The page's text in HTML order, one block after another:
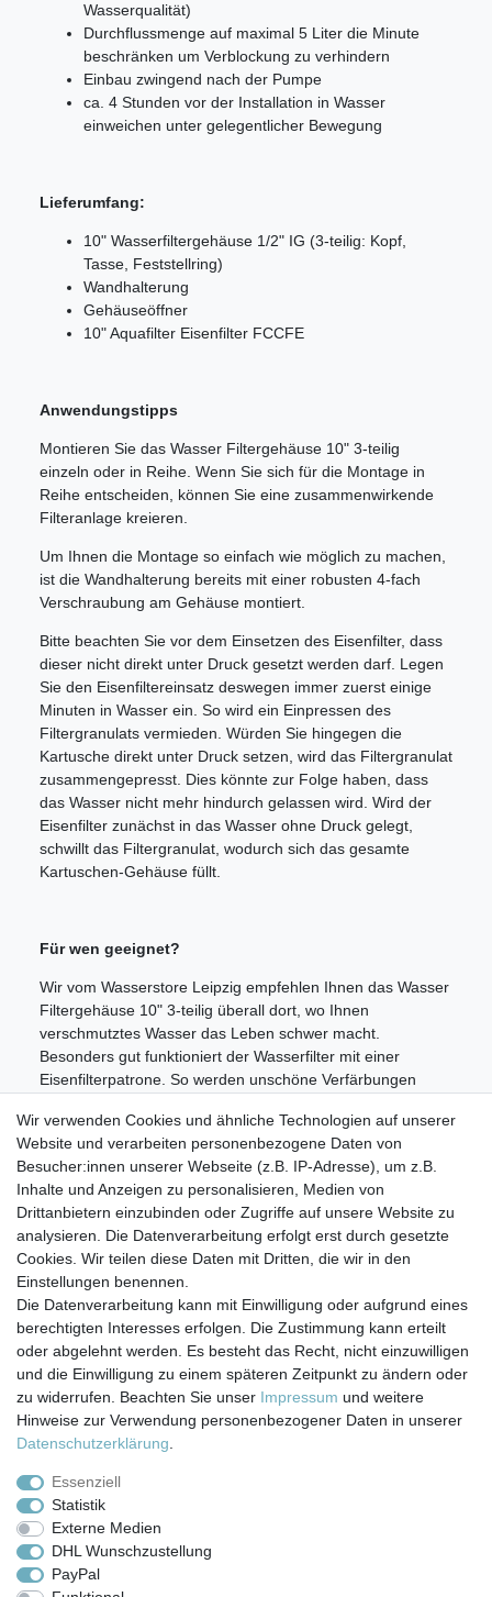
Wasserqualität)
Durchflussmenge auf maximal 5 Liter die Minute
beschränken um Verblockung zu verhindern
Einbau zwingend nach der Pumpe
ca. 4 Stunden vor der Installation in Wasser
einweichen unter gelegentlicher Bewegung
Lieferumfang:
10" Wasserfiltergehäuse 1/2" IG (3-teilig: Kopf,
Tasse, Feststellring)
Wandhalterung
Gehäuseöffner
10" Aquafilter Eisenfilter FCCFE
Anwendungstipps
Montieren Sie das Wasser Filtergehäuse 10" 3-teilig
einzeln oder in Reihe. Wenn Sie sich für die Montage in
Reihe entscheiden, können Sie eine zusammenwirkende
Filteranlage kreieren.
Um Ihnen die Montage so einfach wie möglich zu machen,
ist die Wandhalterung bereits mit einer robusten 4-fach
Verschraubung am Gehäuse montiert.
Bitte beachten Sie vor dem Einsetzen des Eisenfilter, dass
dieser nicht direkt unter Druck gesetzt werden darf. Legen
Sie den Eisenfiltereinsatz deswegen immer zuerst einige
Minuten in Wasser ein. So wird ein Einpressen des
Filtergranulats vermieden. Würden Sie hingegen die
Kartusche direkt unter Druck setzen, wird das Filtergranulat
zusammengepresst. Dies könnte zur Folge haben, dass
das Wasser nicht mehr hindurch gelassen wird. Wird der
Eisenfilter zunächst in das Wasser ohne Druck gelegt,
schwillt das Filtergranulat, wodurch sich das gesamte
Kartuschen-Gehäuse füllt.
Für wen geeignet?
Wir vom Wasserstore Leipzig empfehlen Ihnen das Wasser
Filtergehäuse 10" 3-teilig überall dort, wo Ihnen
verschmutztes Wasser das Leben schwer macht.
Besonders gut funktioniert der Wasserfilter mit einer
Eisenfilterpatrone. So werden unschöne Verfärbungen
mit jeder anderen 10 Zoll Standard Kartusche verwenden
und so gezielt Wasser-Probleme in Haus, Hof und Garten
angehen.
Impressum Daten­schutz­erklärung AGB
Barrierefreiheitserklärung Widerrufs­recht
Versand- & Zahlungsbedingungen
Wir verwenden Cookies und ähnliche Technologien auf unserer
Website und verarbeiten personenbezogene Daten von
Besucher:innen unserer Webseite (z.B. IP-Adresse), um z.B.
Inhalte und Anzeigen zu personalisieren, Medien von
Drittanbietern einzubinden oder Zugriffe auf unsere Website zu
analysieren. Die Datenverarbeitung erfolgt erst durch gesetzte
Cookies. Wir teilen diese Daten mit Dritten, die wir in den
Einstellungen benennen.
Die Datenverarbeitung kann mit Einwilligung oder aufgrund eines
berechtigten Interesses erfolgen. Die Zustimmung kann erteilt
oder abgelehnt werden. Es besteht das Recht, nicht einzuwilligen
und die Einwilligung zu einem späteren Zeitpunkt zu ändern oder
zu widerrufen. Beachten Sie unser Impressum und weitere
Hinweise zur Verwendung personenbezogener Daten in unserer
Daten­schutz­erklärung
Essenziell
Statistik
Externe Medien
DHL Wunschzustellung
PayPal